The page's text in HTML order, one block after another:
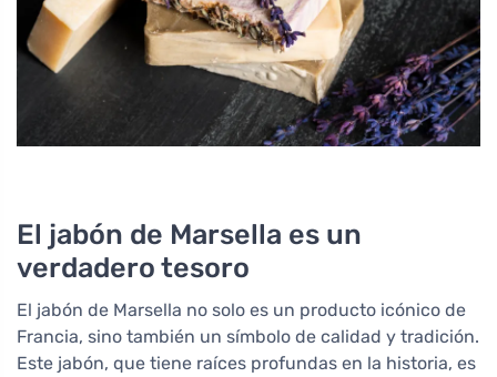
El jabón de Marsella es un
verdadero tesoro
El jabón de Marsella no solo es un producto icónico de
Francia, sino también un símbolo de calidad y tradición.
Este jabón, que tiene raíces profundas en la historia, es